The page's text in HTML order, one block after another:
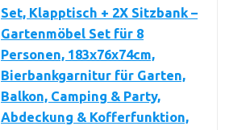
Set, Klapptisch + 2X Sitzbank –
Gartenmöbel Set für 8
Personen, 183x76x74cm,
Bierbankgarnitur für Garten,
Balkon, Camping & Party,
Abdeckung & Kofferfunktion,